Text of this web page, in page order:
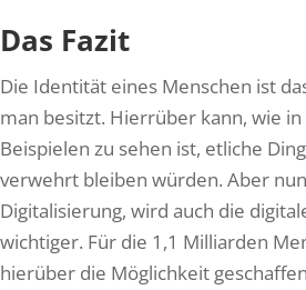
Das Fazit
Die Identität eines Menschen ist
man besitzt. Hierrüber kann, wie
Beispielen zu sehen ist, etliche
verwehrt bleiben würden. Aber
Digitalisierung, wird auch die
wichtiger. Für die 1,1 Milliarden
hierüber die Möglichkeit